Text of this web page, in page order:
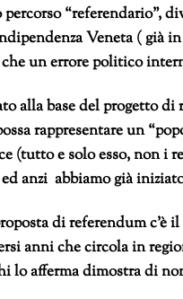
“referendario”,
Veneta ( già
un errore politico
alla base del progetto di
rappresentare un
(tutto e solo esso, non
anzi abbiamo già
di referendum c’è
anni che circola in
afferma dimostra di